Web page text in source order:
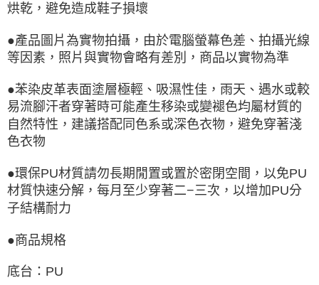
烘乾，避免造成鞋子損壞
●產品圖片為實物拍攝，由於電腦螢幕色差、拍攝光線
等因素，照片與實物會略有差別，商品以實物為準
●苯染皮革表面塗層極輕、吸濕性佳，雨天、遇水或較
易流腳汗者穿著時可能產生移染或變褪色均屬材質的
自然特性，建議搭配同色系或深色衣物，避免穿著淺
色衣物
●環保PU材質請勿長期閒置或置於密閉空間，以免PU
材質快速分解，每月至少穿著二−三次，以增加PU分
子結構耐力
●商品規格
底台：PU